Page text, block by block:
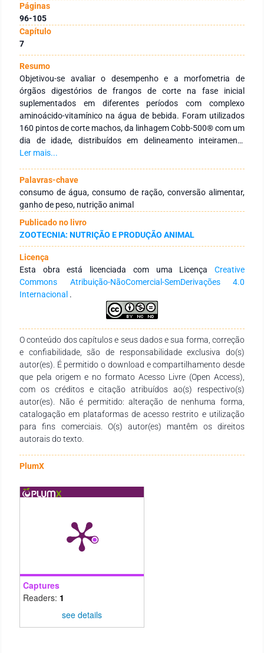
Páginas
96-105
Capítulo
7
Resumo
Objetivou-se avaliar o desempenho e a morfometria de
órgãos digestórios de frangos de corte na fase inicial
suplementados em diferentes períodos com complexo
aminoácido-vitamínico na água de bebida. Foram utilizados
160 pintos de corte machos, da linhagem Cobb-500® com um
dia de idade, distribuídos em delineamento inteiramente
casualizado, com quatro tratamentos e cinco repetições de
controle (0 dias), dois, três e cinco dias de suplementação
com complexo aminoácido-vitamínico via água de bebida.
Foram avaliadas as variáveis de desempenho aos sete e 21
dias de idade, o consumo de água diário e total até os sete
dias de idade e a morfometria de órgãos digestórios aos 21
dias de idade. Os dados foram submetidos à análise de
variância e as médias comparadas pelo teste Tukey (5%). O
consumo de ração, peso médio, ganho de peso médio e
conversão alimentar aos sete e 21 dias de idade não foram
influenciados pelo complexo aminoácido-vitamínico. Da
mesma forma, o consumo de água diário e total no período de
um a sete dias de idade e a biometria do fígado, moela e
influenciados. O uso do complexo aminoácido-vitamínico na
água de bebida para frangos de corte nos períodos testado
não se faz necessário, pois não melhora o desempenho na
fase inicial de criação.
Ler mais...
Palavras-chave
consumo de água, consumo de ração, conversão alimentar,
ganho de peso, nutrição animal
Publicado no livro
ZOOTECNIA: NUTRIÇÃO E PRODUÇÃO ANIMAL
Licença
Esta obra está licenciada com uma Licença Creative
Commons Atribuição-NãoComercial-SemDerivações 4.0
Internacional .
O conteúdo dos capítulos e seus dados e sua forma, correção
e confiabilidade, são de responsabilidade exclusiva do(s)
autor(es). É permitido o download e compartilhamento desde
que pela origem e no formato Acesso Livre (Open Access),
com os créditos e citação atribuídos ao(s) respectivo(s)
autor(es). Não é permitido: alteração de nenhuma forma,
catalogação em plataformas de acesso restrito e utilização
para fins comerciais. O(s) autor(es) mantêm os direitos
autorais do texto.
PlumX
Captures
Readers: 1
see details